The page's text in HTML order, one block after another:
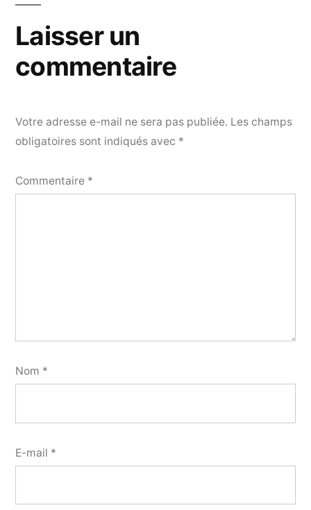
Laisser un
commentaire
Votre adresse e-mail ne sera pas publiée. Les champs
obligatoires sont indiqués avec *
Commentaire *
Nom *
E-mail *